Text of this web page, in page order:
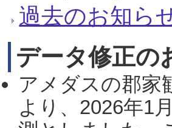
過去のお知ら
データ修正の
アメダスの郡家
より、2026年1